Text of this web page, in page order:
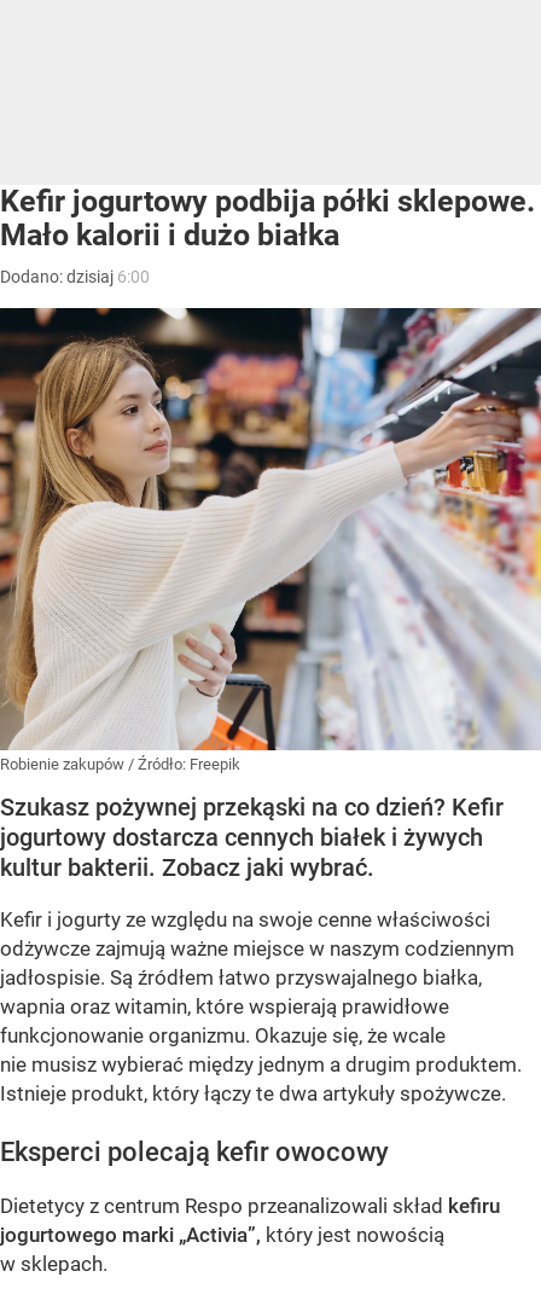
Kefir jogurtowy podbija półki sklepowe.
Mało kalorii i dużo białka
Dodano:dzisiaj 6:00
Robienie zakupów / Źródło: Freepik
Szukasz pożywnej przekąski na co dzień? Kefir
jogurtowy dostarcza cennych białek i żywych
kultur bakterii. Zobacz jaki wybrać.
Kefir i jogurty ze względu na swoje cenne właściwości
odżywcze zajmują ważne miejsce w naszym codziennym
jadłospisie. Są źródłem łatwo przyswajalnego białka,
wapnia oraz witamin, które wspierają prawidłowe
funkcjonowanie organizmu. Okazuje się, że wcale
nie musisz wybierać między jednym a drugim produktem.
Istnieje produkt, który łączy te dwa artykuły spożywcze.
Eksperci polecają kefir owocowy
Dietetycy z centrum Respo przeanalizowali skład kefiru
jogurtowego marki „Activia”, który jest nowością
w sklepach.